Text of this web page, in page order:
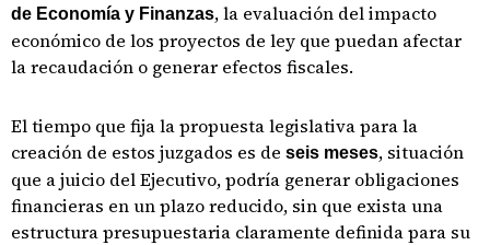
de Economía y Finanzas, la evaluación del impacto
económico de los proyectos de ley que puedan afectar
la recaudación o generar efectos fiscales.
El tiempo que fija la propuesta legislativa para la
creación de estos juzgados es de seis meses, situación
que a juicio del Ejecutivo, podría generar obligaciones
financieras en un plazo reducido, sin que exista una
estructura presupuestaria claramente definida para su